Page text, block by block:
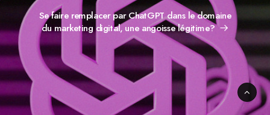
Se faire remplacer par ChatGPT dans le domaine
du marketing digital, une angoisse légitime?